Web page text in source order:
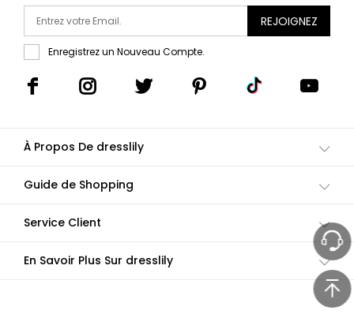
REJOIGNEZ
Enregistrez un Nouveau Compte.
À Propos De dresslily
Guide de Shopping
Service Client
En Savoir Plus Sur dresslily